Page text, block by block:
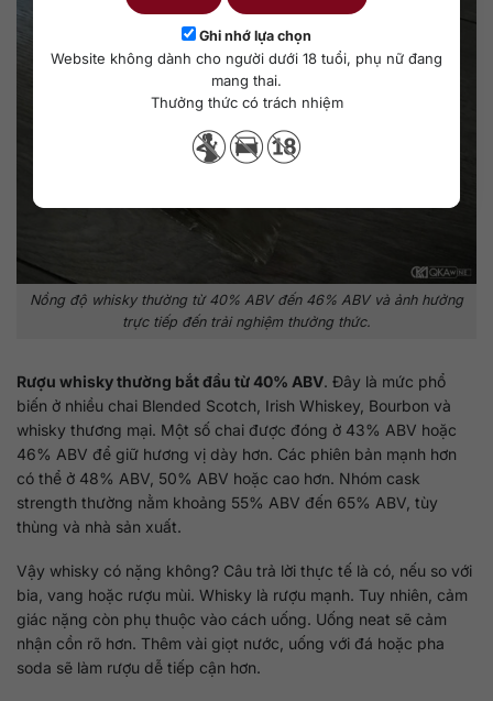
Ghi nhớ lựa chọn
Website không dành cho người dưới 18 tuổi, phụ nữ đang
mang thai.
Thưởng thức có trách nhiệm
Nồng độ whisky thường từ 40% ABV đến 46% ABV và ảnh hưởng
trực tiếp đến trải nghiệm thưởng thức.
Rượu whisky thường bắt đầu từ 40% ABV. Đây là mức phổ
biến ở nhiều chai Blended Scotch, Irish Whiskey, Bourbon và
whisky thương mại. Một số chai được đóng ở 43% ABV hoặc
46% ABV để giữ hương vị dày hơn. Các phiên bản mạnh hơn
có thể ở 48% ABV, 50% ABV hoặc cao hơn. Nhóm cask
strength thường nằm khoảng 55% ABV đến 65% ABV, tùy
thùng và nhà sản xuất.
Vậy whisky có nặng không? Câu trả lời thực tế là có, nếu so với
bia, vang hoặc rượu mùi. Whisky là rượu mạnh. Tuy nhiên, cảm
giác nặng còn phụ thuộc vào cách uống. Uống neat sẽ cảm
nhận cồn rõ hơn. Thêm vài giọt nước, uống với đá hoặc pha
soda sẽ làm rượu dễ tiếp cận hơn.